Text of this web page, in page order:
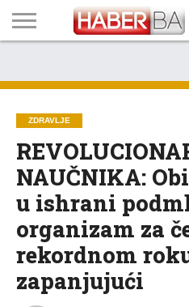
TECH
PROGRAM
PROGNOZA
PUTEVIMA
LISTA
NAMA
ZDRAVLJE
NAUČNIKA:
u ishrani
organizam za
rekordnom
zapanjujući